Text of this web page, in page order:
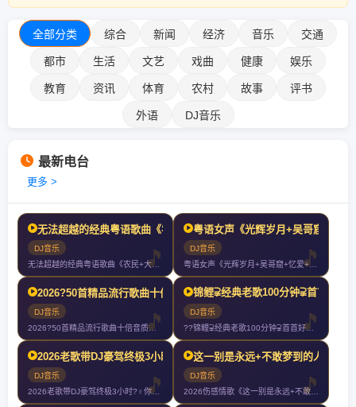
全部分类 综合 新闻 经济 音乐 交通
都市 生活 文艺 戏曲 健康 娱乐
教育 资讯 体育 农村 故事 评书
外语 DJ音乐
最新电台
更多 >
无法超越的经典粤语歌曲《农民+大地+灰色轨迹+真的爱你+光辉岁月
DJ音乐
无法超越的经典粤语歌曲《农民+大地+灰色轨迹+真的爱你+光辉岁月》车载
粤语女声《光辉岁月+吴哥窟+忆
DJ音乐
粤语女声《光辉岁月+吴哥窟+忆爱+玻璃之情+让一切随风+谁明浪子心》好
2026?50首精品流行歌曲十倍音质高清HIFI精选车载CD连载慢歌Mix?
DJ音乐
2026?50首精品流行歌曲十倍音质高清HIFI精选车载CD连载慢歌M
锦鲤⫌经典老歌100分钟⫌首首好听
DJ音乐
??锦鲤⫌经典老歌100分钟⫌首首好听7080经典老歌⫌2024再创新
2026老歌带DJ豪驾终极3小时?‍♀️你们以后就叫我大哥?
DJ音乐
2026老歌带DJ豪驾终极3小时?‍♀️你们以后就叫我大哥?
这一别是永远+不敢梦到的人+今生
DJ音乐